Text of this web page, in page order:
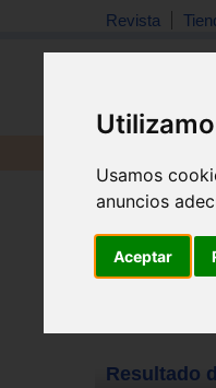
Usamos
anuncios
Aceptar
Revista
Resultado